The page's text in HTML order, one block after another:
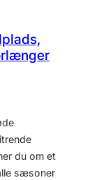
du om et
sæsoner